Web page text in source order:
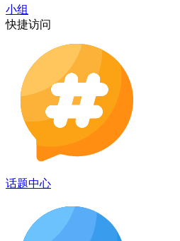
小组
快捷访问
话题中心